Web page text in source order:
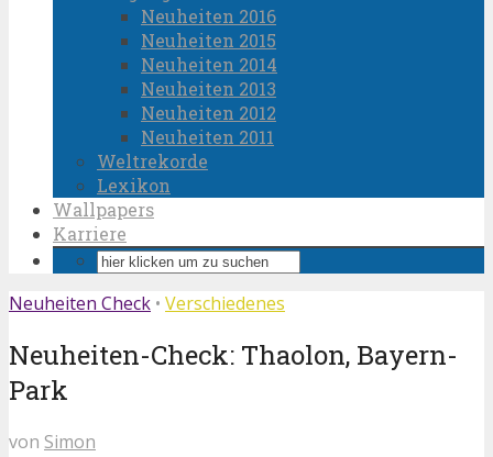
Neuheiten 2016
Neuheiten 2015
Neuheiten 2014
Neuheiten 2013
Neuheiten 2012
Neuheiten 2011
Weltrekorde
Lexikon
Wallpapers
Karriere
Neuheiten Check • Verschiedenes
Neuheiten-Check: Thaolon, Bayern-
Park
von Simon